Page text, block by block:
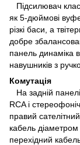
Підсилювач
як 5-дюймові
різкі баси, а
добре
панель динаміка
навушників з
Комутація
На задній
RCA і
правий
кабель
перехідний